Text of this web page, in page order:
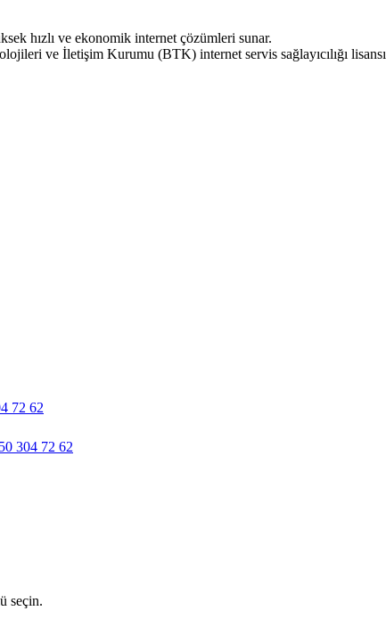
hızlı ve ekonomik internet çözümleri sunar.
ve İletişim Kurumu (BTK) internet servis sağlayıcılığı
72 62
304 72 62
seçin.